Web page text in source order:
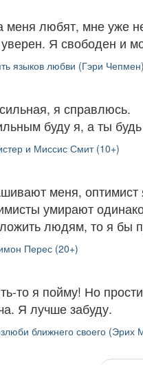
меня любят, мне уже
Я свободен и
языков любви (Гэри
я справлюсь.
буду я, а ты
и Миссис Смит (10+)
меня, оптимист
умирают
людям, то я бы
Перес (20+)
то я пойму! Но
Я лучше забуду.
ближнего своего (Эрих